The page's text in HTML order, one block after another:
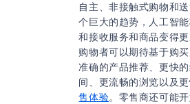
自主、非接触式购物和
个巨大的趋势，人工智
和接收服务和商品变得更
购物者可以期待基于购
准确的产品推荐、更快
间、更流畅的浏览以及
售体验。零售商还可能